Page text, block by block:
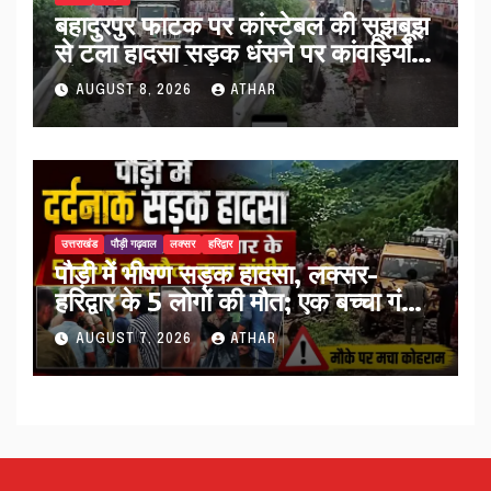
बहादुरपुर फाटक पर कांस्टेबल की सूझबूझ
से टला हादसा सड़क धंसने पर कांवड़ियों
को किया अलर्ट…
AUGUST 8, 2026 ATHAR
उत्तराखंड पौड़ी गढ़वाल लक्सर हरिद्वार
पौड़ी में भीषण सड़क हादसा, लक्सर-
हरिद्वार के 5 लोगों की मौत; एक बच्चा गंभीर
घायल…
AUGUST 7, 2026 ATHAR